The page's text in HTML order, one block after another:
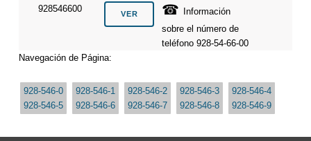
928546600
☎
Información
sobre el número de
teléfono 928-54-66-00
Navegación de Página:
928-546-0 928-546-1 928-546-2 928-546-3
928-546-4
928-546-5
928-546-6 928-546-7 928-546-8 928-546-9